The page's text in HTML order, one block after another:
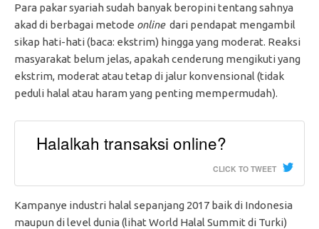
Para pakar syariah sudah banyak beropini tentang sahnya
akad di berbagai metode onlinedari pendapat mengambil
sikap hati-hati (baca: ekstrim) hingga yang moderat. Reaksi
masyarakat belum jelas, apakah cenderung mengikuti yang
ekstrim, moderat atau tetap di jalur konvensional (tidak
peduli halal atau haram yang penting mempermudah).
Halalkah transaksi online?
CLICK TO TWEET
Kampanye industri halal sepanjang 2017 baik di Indonesia
maupun di level dunia (lihat World Halal Summit di Turki)